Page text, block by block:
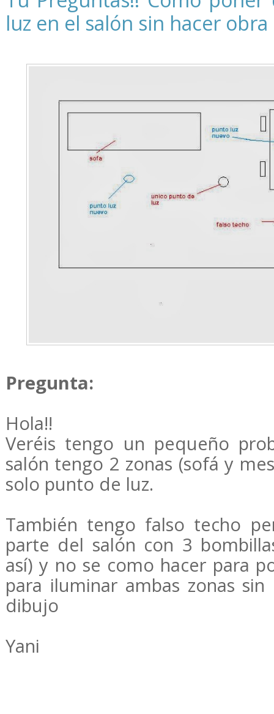
luz en el salón sin hacer obra
Pregunta:
Hola!!
Veréis tengo un pequeño
salón tengo 2 zonas (sofá y
solo punto de luz.
También tengo falso techo
parte del salón con 3
así) y no se como hacer para
para iluminar ambas zonas
dibujo
Yani